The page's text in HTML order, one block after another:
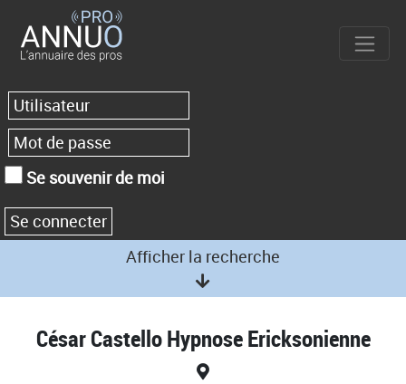
Se souvenir de moi
Afficher la recherche
César Castello Hypnose Ericksonienne